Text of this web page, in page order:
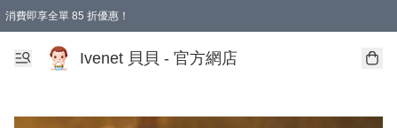
消費即享全單 85 折優惠！
Ivenet 貝貝 - 官方網店